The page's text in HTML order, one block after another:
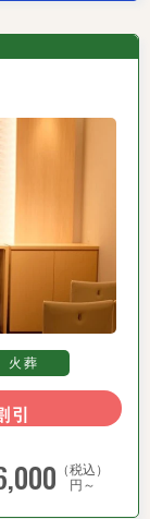
火葬
引
（税込）
円～